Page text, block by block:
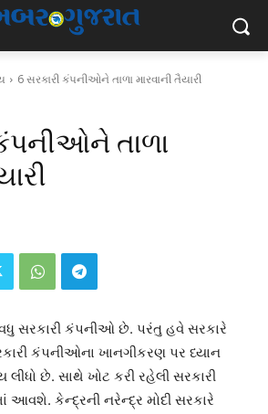
6 સરકારી કંપનીઓને તાળા મારવાની તૈયારી
તાળા
સરકારી કંપનીઓ છે. પરંતુ હવે સરકારે
કંપનીઓના ખાનગીકરણ પર ધ્યાન
લીધો છે. સાથે ખોટ કરી રહેલી સરકારી
કેન્દ્રની નરેન્દ્ર મોદી સરકારે